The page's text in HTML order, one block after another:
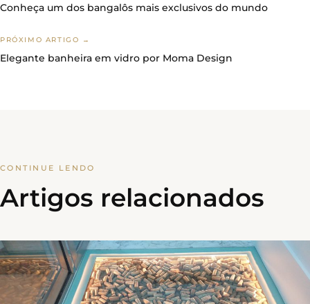
Conheça um dos bangalôs mais exclusivos do mundo
PRÓXIMO ARTIGO →
Elegante banheira em vidro por Moma Design
CONTINUE LENDO
Artigos relacionados